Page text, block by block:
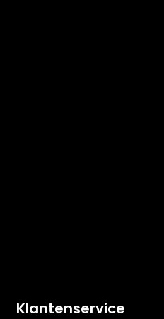
Klantenservice